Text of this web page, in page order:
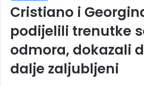
Cristiano i
podijelili trenutke
odmora, dokazali
dalje zaljubljeni